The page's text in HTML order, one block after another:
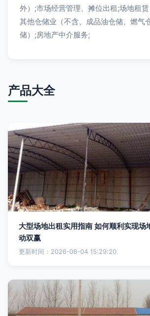
外）;市场经营管理、摊位出租;场地租
其他仓储业（不含、成品油仓储、燃气
储）;房地产中介服务;
产品大全
大型场地出租实用指南 如何顺利实现场
动双赢
更新时间：2026-08-04 15:29:20